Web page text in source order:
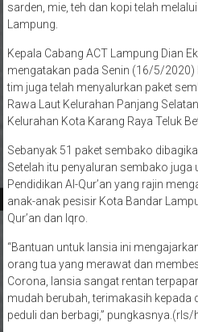
sarden, mie, teh dan kopi telah
Lampung.
Kepala Cabang ACT Lampung Dian
mengatakan pada Senin (16/5/
tim juga telah menyalurkan paket
Rawa Laut Kelurahan Panjang
Kelurahan Kota Karang Raya Teluk
Sebanyak 51 paket sembako
Setelah itu penyaluran sembako juga
Pendidikan Al-Qur’an yang rajin
anak-anak pesisir Kota Bandar
Qur’an dan Iqro.
“Bantuan untuk lansia ini
orang tua yang merawat dan
Corona, lansia sangat rentan
mudah berubah, terimakasih kepada
peduli dan berbagi,” pungkasnya.(rls/